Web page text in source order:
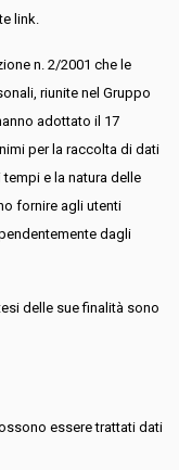
link.
n. 2/2001 che le
riunite nel Gruppo
adottato il 17
per la raccolta di dati
e la natura delle
fornire agli utenti
dagli
delle sue finalità sono
essere trattati dati